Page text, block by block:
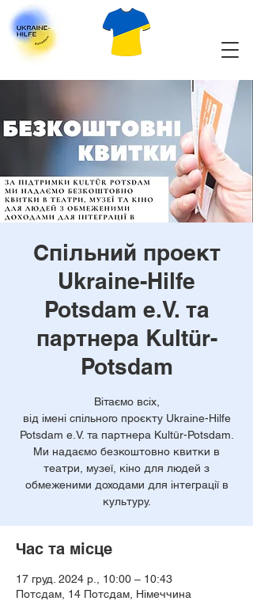
Спільний проект
Ukraine-Hilfe
Potsdam e.V. та
партнера Kultür-
Potsdam
Вітаємо всіх,
від імені спільного проєкту Ukraine-Hilfe
Potsdam e.V. та партнера Kultür-Potsdam.
Ми надаємо безкоштовно квитки в
театри, музеї, кіно для людей з
обмеженими доходами для інтеграції в
культуру.
Час та місце
17 груд. 2024 р., 10:00 – 10:43
Потсдам, 14 Потсдам, Німеччина